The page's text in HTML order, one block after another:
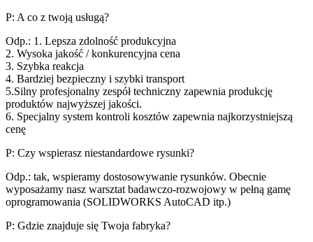
P: A co z twoją usługą?
Odp.: 1. Lepsza zdolność produkcyjna
2. Wysoka jakość / konkurencyjna cena
3. Szybka reakcja
4. Bardziej bezpieczny i szybki transport
5.Silny profesjonalny zespół techniczny zapewnia produkcję
produktów najwyższej jakości.
6. Specjalny system kontroli kosztów zapewnia najkorzystniejszą
cenę
P: Czy wspierasz niestandardowe rysunki?
Odp.: tak, wspieramy dostosowywanie rysunków. Obecnie
wyposażamy nasz warsztat badawczo-rozwojowy w pełną gamę
oprogramowania (SOLIDWORKS AutoCAD itp.)
P: Gdzie znajduje się Twoja fabryka?